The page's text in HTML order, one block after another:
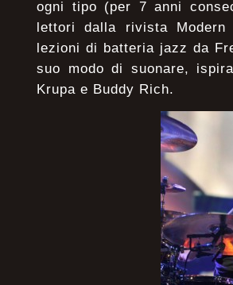
ogni tipo (per 7 anni
lettori dalla rivista Modern
lezioni di batteria jazz da
suo modo di suonare,
Krupa e Buddy Rich.